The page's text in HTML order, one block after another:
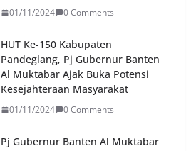
01/11/2024 0 Comments
HUT Ke-150 Kabupaten
Pandeglang, Pj Gubernur Banten
Al Muktabar Ajak Buka Potensi
Kesejahteraan Masyarakat
01/11/2024 0 Comments
Pj Gubernur Banten Al Muktabar